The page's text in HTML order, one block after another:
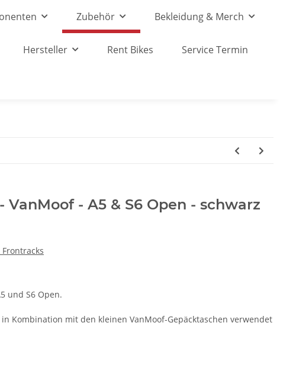
Zubehör Bekleidung & Merch
Hersteller Rent Bikes Service Termin
VanMoof - A5 & S6 Open - schwarz
und S6 Open.
Kombination mit den kleinen VanMoof-Gepäcktaschen verwendet